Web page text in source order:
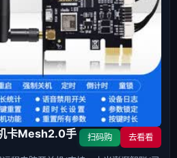
卡Mesh2.0手
扫码购 去看看